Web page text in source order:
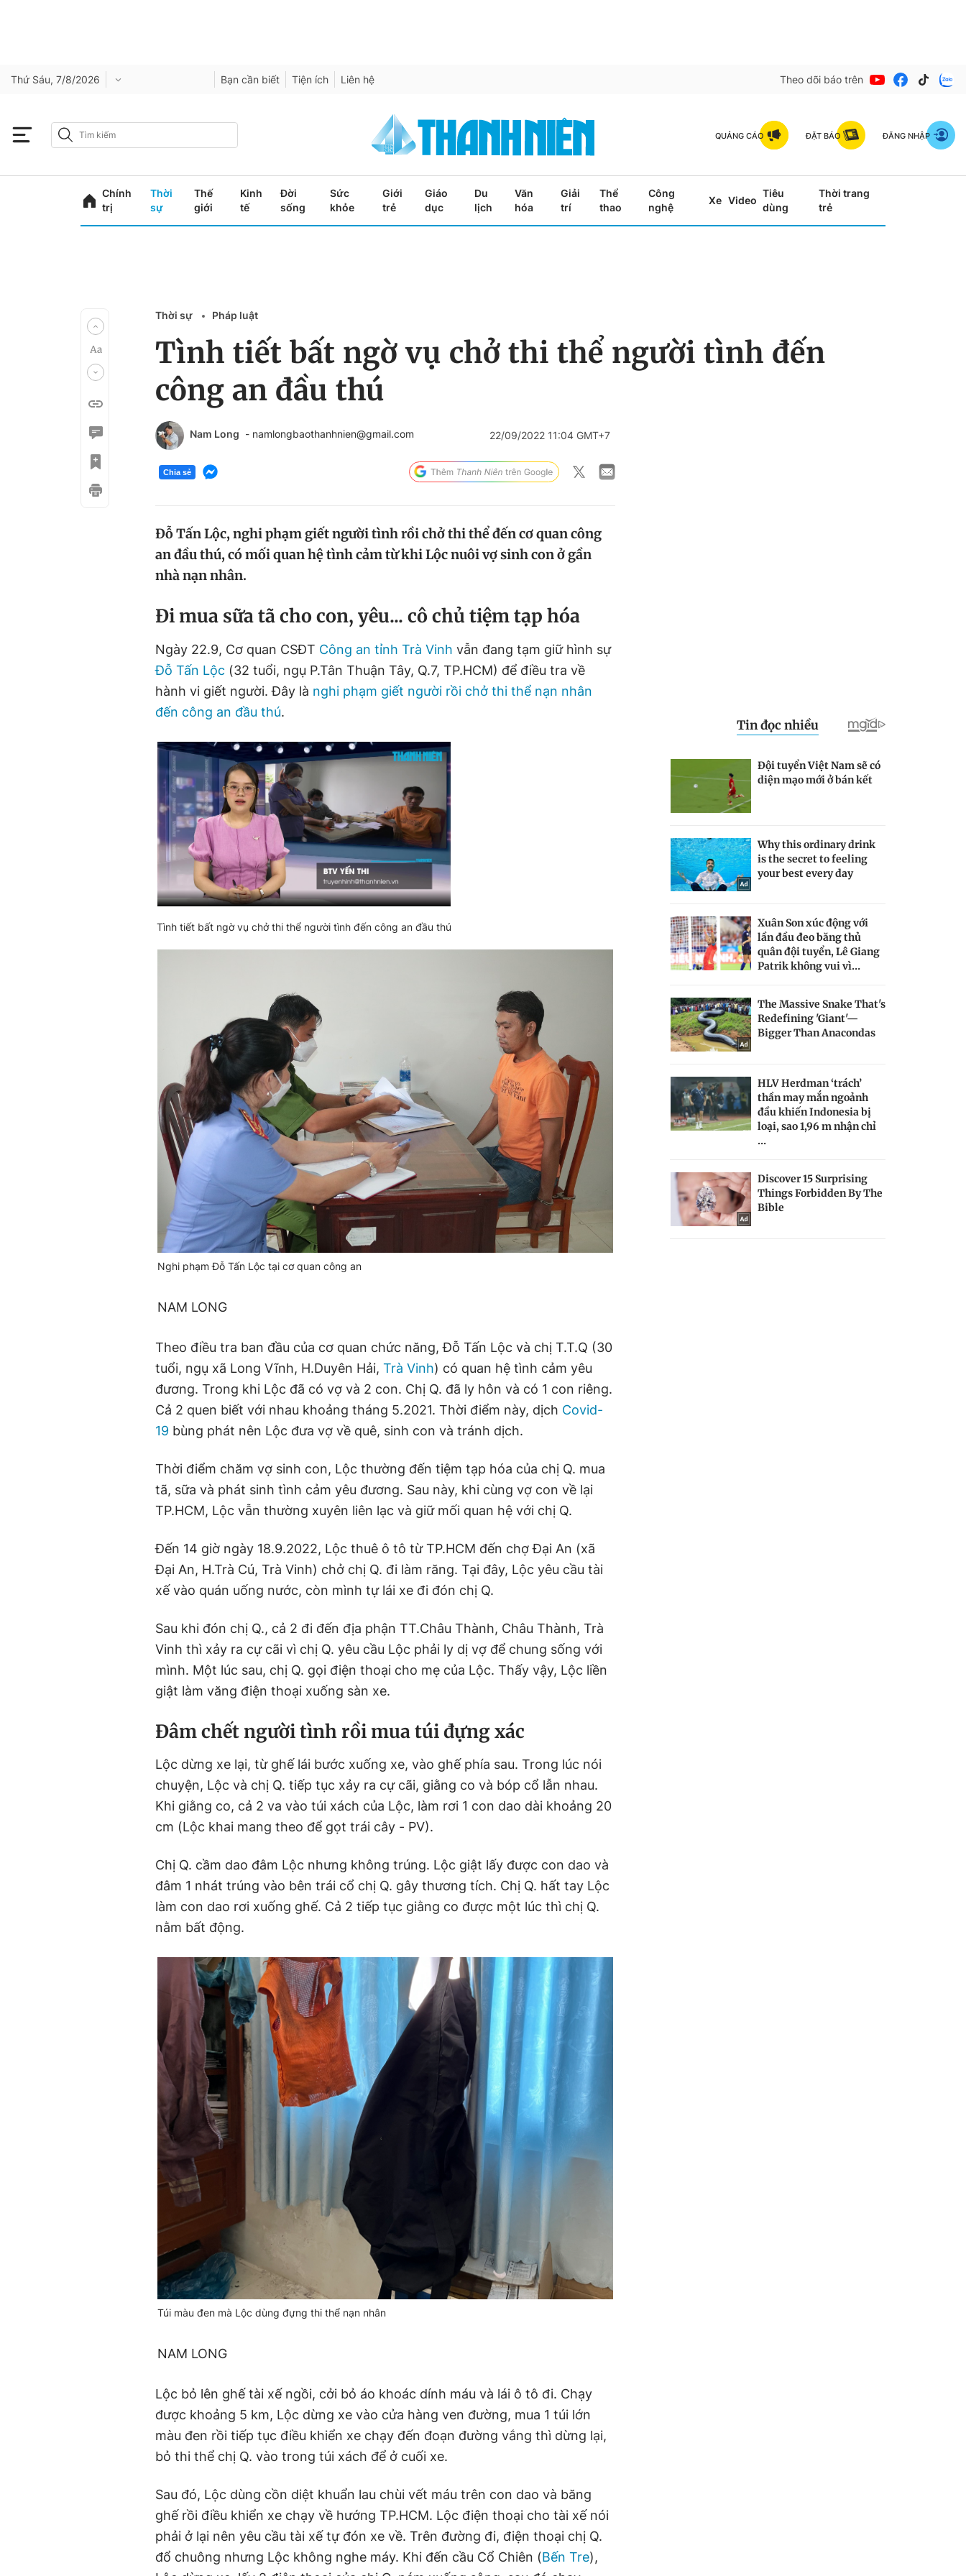
Thứ Sáu, 7/8/2026 Bạn cần biết Tiện ích Liên hệ Theo dõi báo trên
QUẢNG CÁO ĐẶT BÁO ĐĂNG NHẬP
Chính
trị
Thời
sự
Thế
giới
Kinh
tế
Đời
sống
Sức
khỏe
Giới
trẻ
Giáo
dục
Du
lịch
Văn
hóa
Giải
trí
Thể
thao
Công
nghệ
Xe Video
Tiêu
dùng
Thời trang
trẻ
Thời sự Pháp luật
Tình tiết bất ngờ vụ chở thi thể người tình đến
công an đầu thú
Nam Long - namlongbaothanhnien@gmail.com 22/09/2022 11:04 GMT+7
Chia sẻ
Đỗ Tấn Lộc, nghi phạm giết người tình rồi chở thi thể đến cơ quan công
an đầu thú, có mối quan hệ tình cảm từ khi Lộc nuôi vợ sinh con ở gần
nhà nạn nhân.
Đi mua sữa tã cho con, yêu... cô chủ tiệm tạp hóa
Ngày 22.9, Cơ quan CSĐT Công an tỉnh Trà Vinh vẫn đang tạm giữ hình sự
Đỗ Tấn Lộc (32 tuổi, ngụ P.Tân Thuận Tây, Q.7, TP.HCM) để điều tra về
hành vi giết người. Đây là nghi phạm giết người rồi chở thi thể nạn nhân
đến công an đầu thú.
Tình tiết bất ngờ vụ chở thi thể người tình đến công an đầu thú
Nghi phạm Đỗ Tấn Lộc tại cơ quan công an
NAM LONG
Theo điều tra ban đầu của cơ quan chức năng, Đỗ Tấn Lộc và chị T.T.Q (30
tuổi, ngụ xã Long Vĩnh, H.Duyên Hải, Trà Vinh) có quan hệ tình cảm yêu
đương. Trong khi Lộc đã có vợ và 2 con. Chị Q. đã ly hôn và có 1 con riêng.
Cả 2 quen biết với nhau khoảng tháng 5.2021. Thời điểm này, dịch Covid-
19 bùng phát nên Lộc đưa vợ về quê, sinh con và tránh dịch.
Thời điểm chăm vợ sinh con, Lộc thường đến tiệm tạp hóa của chị Q. mua
tã, sữa và phát sinh tình cảm yêu đương. Sau này, khi cùng vợ con về lại
TP.HCM, Lộc vẫn thường xuyên liên lạc và giữ mối quan hệ với chị Q.
Đến 14 giờ ngày 18.9.2022, Lộc thuê ô tô từ TP.HCM đến chợ Đại An (xã
Đại An, H.Trà Cú, Trà Vinh) chở chị Q. đi làm răng. Tại đây, Lộc yêu cầu tài
xế vào quán uống nước, còn mình tự lái xe đi đón chị Q.
Sau khi đón chị Q., cả 2 đi đến địa phận TT.Châu Thành, Châu Thành, Trà
Vinh thì xảy ra cự cãi vì chị Q. yêu cầu Lộc phải ly dị vợ để chung sống với
mình. Một lúc sau, chị Q. gọi điện thoại cho mẹ của Lộc. Thấy vậy, Lộc liền
giật làm văng điện thoại xuống sàn xe.
Đâm chết người tình rồi mua túi đựng xác
Lộc dừng xe lại, từ ghế lái bước xuống xe, vào ghế phía sau. Trong lúc nói
chuyện, Lộc và chị Q. tiếp tục xảy ra cự cãi, giằng co và bóp cổ lẫn nhau.
Khi giằng co, cả 2 va vào túi xách của Lộc, làm rơi 1 con dao dài khoảng 20
cm (Lộc khai mang theo để gọt trái cây - PV).
Chị Q. cầm dao đâm Lộc nhưng không trúng. Lộc giật lấy được con dao và
đâm 1 nhát trúng vào bên trái cổ chị Q. gây thương tích. Chị Q. hất tay Lộc
làm con dao rơi xuống ghế. Cả 2 tiếp tục giằng co được một lúc thì chị Q.
nằm bất động.
Túi màu đen mà Lộc dùng đựng thi thể nạn nhân
NAM LONG
Lộc bỏ lên ghế tài xế ngồi, cởi bỏ áo khoác dính máu và lái ô tô đi. Chạy
được khoảng 5 km, Lộc dừng xe vào cửa hàng ven đường, mua 1 túi lớn
màu đen rồi tiếp tục điều khiển xe chạy đến đoạn đường vắng thì dừng lại,
bỏ thi thể chị Q. vào trong túi xách để ở cuối xe.
Sau đó, Lộc dùng cồn diệt khuẩn lau chùi vết máu trên con dao và băng
ghế rồi điều khiển xe chạy về hướng TP.HCM. Lộc điện thoại cho tài xế nói
phải ở lại nên yêu cầu tài xế tự đón xe về. Trên đường đi, điện thoại chị Q.
đổ chuông nhưng Lộc không nghe máy. Khi đến cầu Cổ Chiên (Bến Tre),